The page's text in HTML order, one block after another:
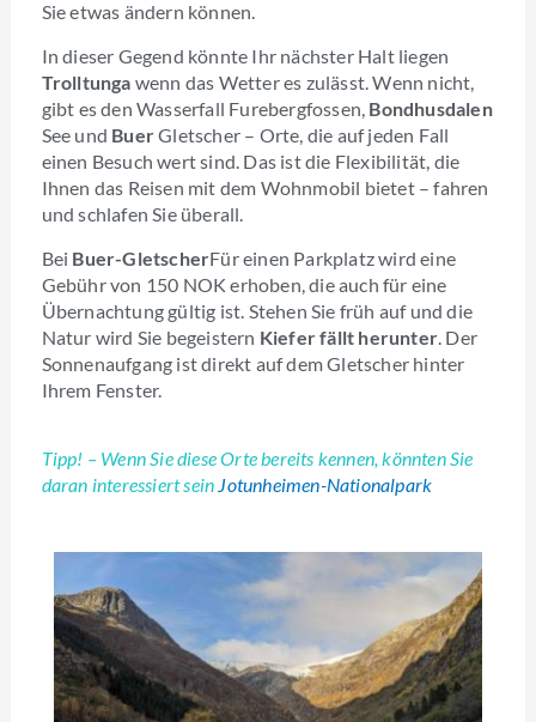
Sie etwas ändern können.
In dieser Gegend könnte Ihr nächster Halt liegen
Trolltunga wenn das Wetter es zulässt. Wenn nicht,
gibt es den Wasserfall Furebergfossen, Bondhusdalen
See und BuerGletscher – Orte, die auf jeden Fall
einen Besuch wert sind. Das ist die Flexibilität, die
Ihnen das Reisen mit dem Wohnmobil bietet – fahren
und schlafen Sie überall.
Bei Buer-GletscherFür einen Parkplatz wird eine
Gebühr von 150 NOK erhoben, die auch für eine
Übernachtung gültig ist. Stehen Sie früh auf und die
Natur wird Sie begeistern Kiefer fällt herunter. Der
Sonnenaufgang ist direkt auf dem Gletscher hinter
Ihrem Fenster.
Tipp! – Wenn Sie diese Orte bereits kennen, könnten Sie
daran interessiert sein Jotunheimen-Nationalpark